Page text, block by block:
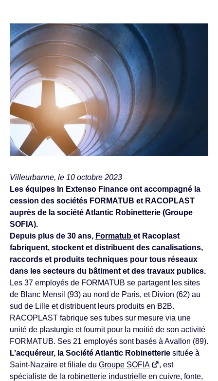
Villeurbanne, le 10 octobre 2023
Les équipes In Extenso Finance ont accompagné la
cession des sociétés FORMATUB et RACOPLAST
auprès de la société Atlantic Robinetterie (Groupe
SOFIA).
Depuis plus de 30 ans, Formatub et Racoplast
fabriquent, stockent et distribuent des canalisations,
raccords et produits techniques pour tous réseaux
dans les secteurs du bâtiment et des travaux publics.
Les 37 employés de FORMATUB se partagent les sites
de Blanc Mensil (93) au nord de Paris, et Divion (62) au
sud de Lille et distribuent leurs produits en B2B.
RACOPLAST fabrique ses tubes sur mesure via une
unité de plasturgie et fournit pour la moitié de son activité
FORMATUB. Ses 21 employés sont basés à Avallon (89).
L’acquéreur, la Société Atlantic Robinetterie située à
Saint-Nazaire et filiale du Groupe SOFIA
, est
spécialiste de la robinetterie industrielle en cuivre, fonte,